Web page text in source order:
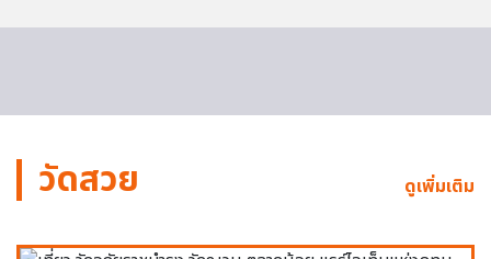
วัดสวย ดูเพิ่มเติม